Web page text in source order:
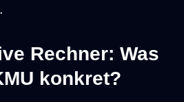
Rechner: Was
konkret?